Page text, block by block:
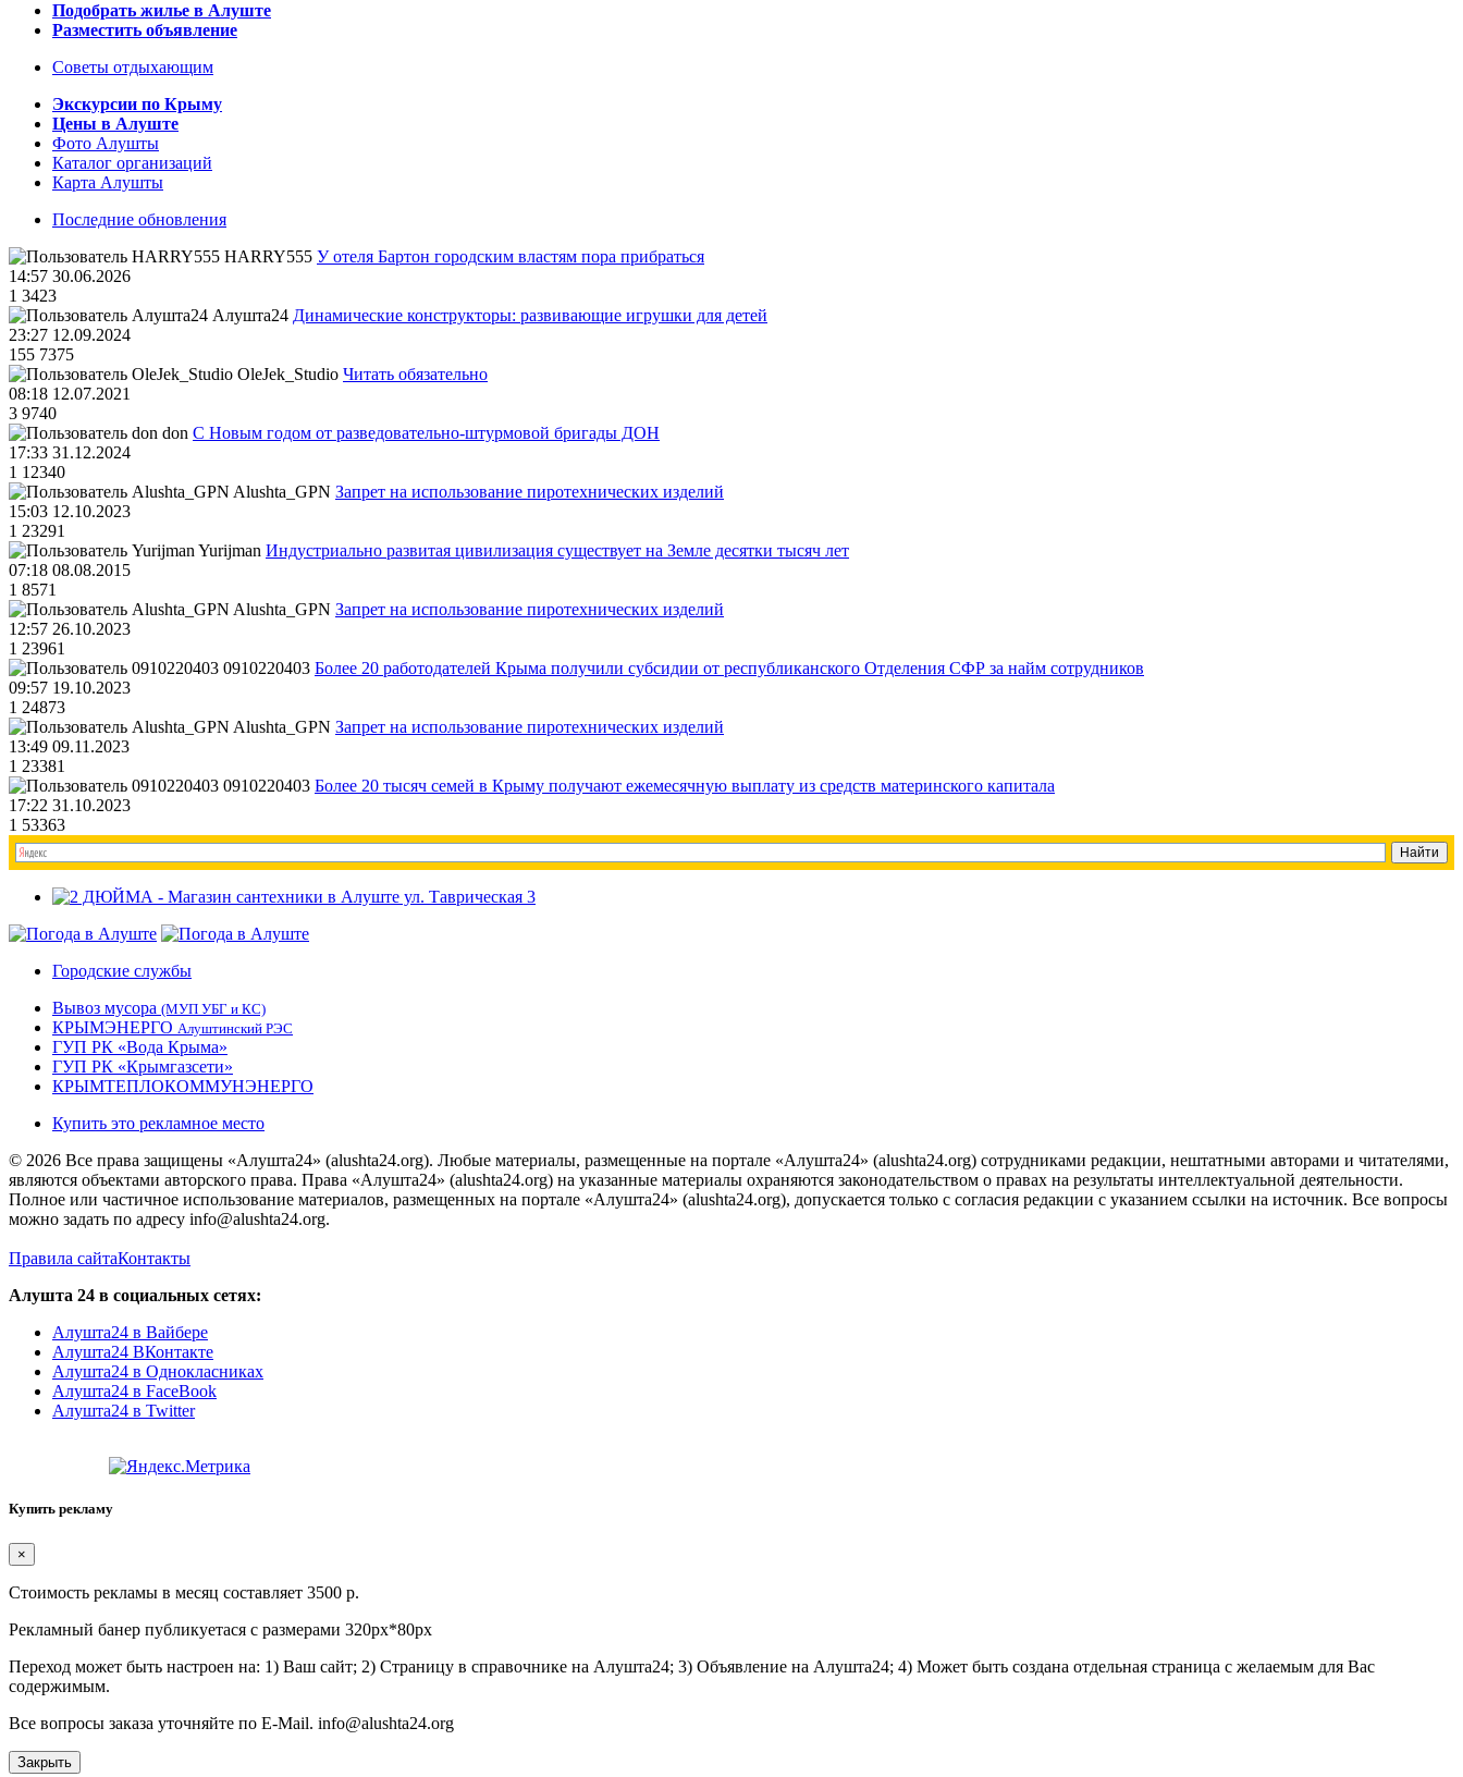
Подобрать жилье в Алуште
Разместить объявление
Советы отдыхающим
Экскурсии по Крыму
Цены в Алуште
Фото Алушты
Каталог организаций
Карта Алушты
Последние обновления
HARRY555 У отеля Бартон городским властям пора прибраться
14:57 30.06.2026
1 3423
Алушта24 Динамические конструкторы: развивающие игрушки для детей
23:27 12.09.2024
155 7375
OleJek_Studio Читать обязательно
08:18 12.07.2021
3 9740
don С Новым годом от разведовательно-штурмовой бригады ДОН
17:33 31.12.2024
1 12340
Alushta_GPN Запрет на использование пиротехнических изделий
15:03 12.10.2023
1 23291
Yurijman Индустриально развитая цивилизация существует на Земле десятки тысяч лет
07:18 08.08.2015
1 8571
Alushta_GPN Запрет на использование пиротехнических изделий
12:57 26.10.2023
1 23961
0910220403 Более 20 работодателей Крыма получили субсидии от республиканского Отделения СФР за найм сотрудников
09:57 19.10.2023
1 24873
Alushta_GPN Запрет на использование пиротехнических изделий
13:49 09.11.2023
1 23381
0910220403 Более 20 тысяч семей в Крыму получают ежемесячную выплату из средств материнского капитала
17:22 31.10.2023
1 53363
Городские службы
Вывоз мусора (МУП УБГ и КС)
КРЫМЭНЕРГО Алуштинский РЭС
ГУП РК «Вода Крыма»
ГУП РК «Крымгазсети»
КРЫМТЕПЛОКОММУНЭНЕРГО
Купить это рекламное место
© 2026 Все права защищены «Алушта24» (alushta24.org). Любые материалы, размещенные на портале «Алушта24» (alushta24.org) сотрудниками редакции, нештатными авторами и читателями,
являются объектами авторского права. Права «Алушта24» (alushta24.org) на указанные материалы охраняются законодательством о правах на результаты интеллектуальной деятельности.
Полное или частичное использование материалов, размещенных на портале «Алушта24» (alushta24.org), допускается только с согласия редакции с указанием ссылки на источник. Все вопросы
можно задать по адресу info@alushta24.org.
Правила сайтаКонтакты
Алушта 24 в социальных сетях:
Алушта24 в Вайбере
Алушта24 ВКонтакте
Алушта24 в Однокласниках
Алушта24 в FaceBook
Алушта24 в Twitter
Купить рекламу
×
Стоимость рекламы в месяц составляет 3500 р.
Рекламный банер публикуетася с размерами 320px*80px
Переход может быть настроен на: 1) Ваш сайт; 2) Страницу в справочнике на Алушта24; 3) Объявление на Алушта24; 4) Может быть создана отдельная страница с желаемым для Вас
содержимым.
Все вопросы заказа уточняйте по E-Mail. info@alushta24.org
Закрыть